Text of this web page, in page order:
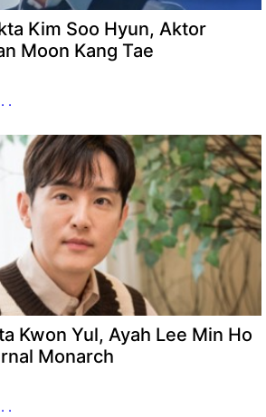
Kim Soo Hyun, Aktor
Moon Kang Tae
.
Kwon Yul, Ayah Lee Min Ho
Monarch
.